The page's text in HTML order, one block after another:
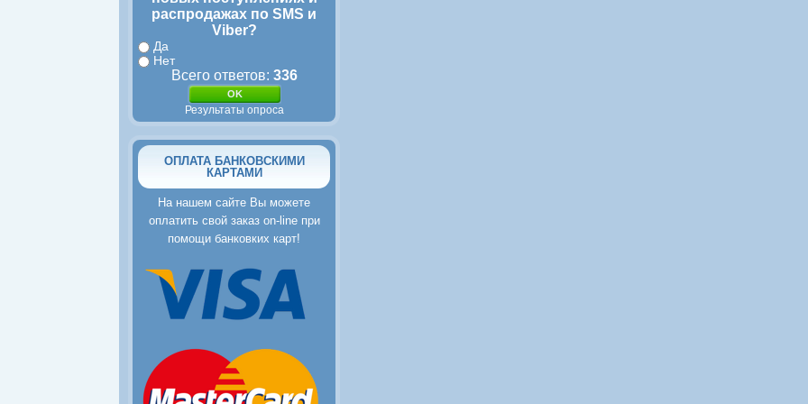
распродажах по SMS и
Viber?
Да
Нет
Всего ответов: 336
Результаты опроса
ОПЛАТА БАНКОВСКИМИ
КАРТАМИ
На нашем сайте Вы можете
оплатить свой заказ on-line при
помощи банковких карт!